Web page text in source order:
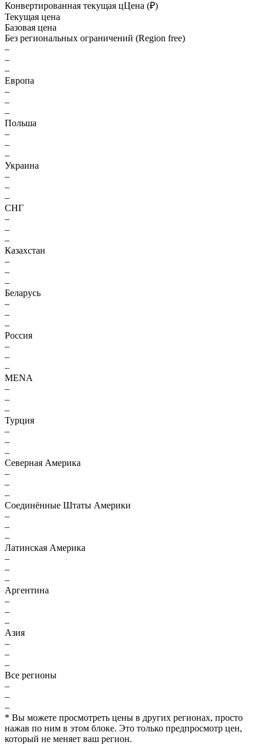
Конвертированная текущая цЦена (₽)
Текущая цена
Базовая цена
Без региональных ограничений (Region free)
–
–
–
Европа
–
–
–
Польша
–
–
–
Украина
–
–
–
СНГ
–
–
–
Казахстан
–
–
–
Беларусь
–
–
–
Россия
–
–
–
MENA
–
–
–
Турция
–
–
–
Северная Америка
–
–
–
Соединённые Штаты Америки
–
–
–
Латинская Америка
–
–
–
Аргентина
–
–
–
Азия
–
–
–
Все регионы
–
–
–
* Вы можете просмотреть цены в других регионах, просто
нажав по ним в этом блоке. Это только предпросмотр цен,
который не меняет ваш регион.